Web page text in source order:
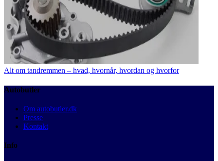
Alt om tandremmen – hvad, hvornår, hvordan og hvorfor
Autobutler
Om autobutler.dk
Presse
Kontakt
Info